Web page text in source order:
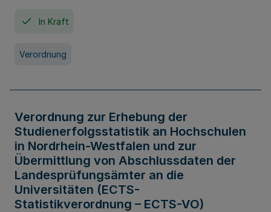
In Kraft
Verordnung
Verordnung zur Erhebung der
Studienerfolgsstatistik an Hochschulen
in Nordrhein-Westfalen und zur
Übermittlung von Abschlussdaten der
Landesprüfungsämter an die
Universitäten (ECTS-
Statistikverordnung – ECTS-VO)